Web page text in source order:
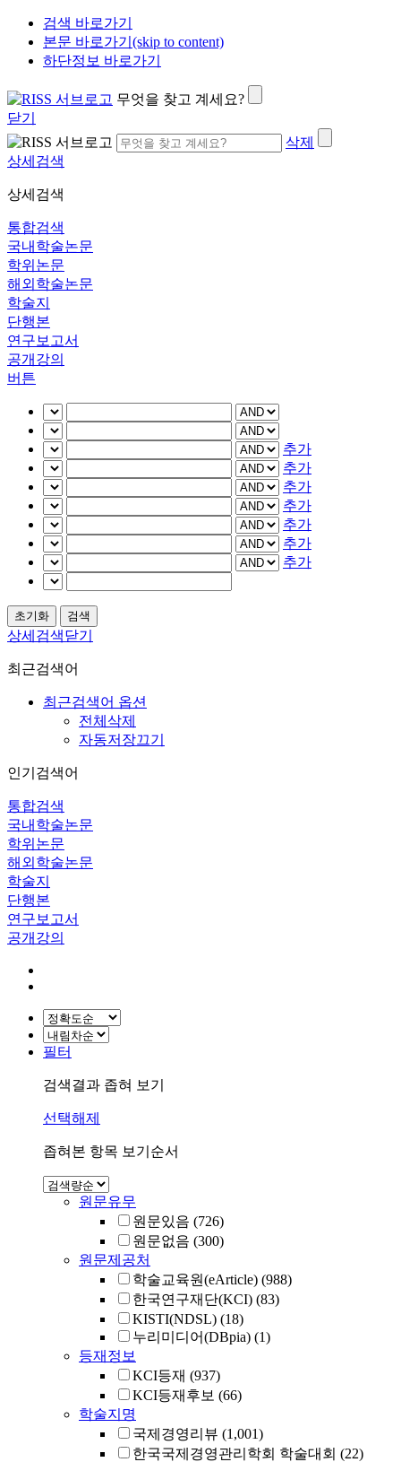
검색 바로가기
본문 바로가기(skip to content)
하단정보 바로가기
무엇을 찾고 계세요?
닫기
삭제
상세검색
상세검색
통합검색
국내학술논문
학위논문
해외학술논문
학술지
단행본
연구보고서
공개강의
버튼
추가
추가
추가
추가
추가
추가
추가
상세검색닫기
최근검색어
최근검색어 옵션
전체삭제
자동저장끄기
인기검색어
통합검색
국내학술논문
학위논문
해외학술논문
학술지
단행본
연구보고서
공개강의
필터
검색결과 좁혀 보기
선택해제
좁혀본 항목 보기순서
원문유무
원문있음 (726)
원문없음 (300)
원문제공처
학술교육원(eArticle) (988)
한국연구재단(KCI) (83)
KISTI(NDSL) (18)
누리미디어(DBpia) (1)
등재정보
KCI등재 (937)
KCI등재후보 (66)
학술지명
국제경영리뷰 (1,001)
한국국제경영관리학회 학술대회 (22)